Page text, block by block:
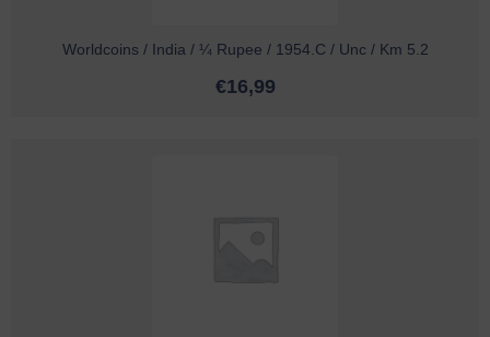
Worldcoins / India / ¼ Rupee / 1954.C / Unc / Km 5.2
€16,99